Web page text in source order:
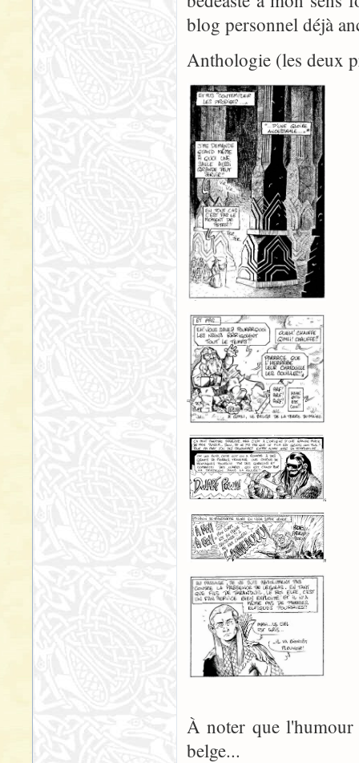
blog personnel déjà
Anthologie (les deux
À noter que l'humour
belge...